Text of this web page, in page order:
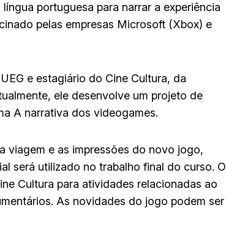
portuguesa para narrar a experiência
pelas empresas Microsoft (Xbox) e
e estagiário do Cine Cultura, da
ele desenvolve um projeto de
A narrativa dos videogames.
viagem e as impressões do novo jogo,
será utilizado no trabalho final do curso. O
Cultura para atividades relacionadas ao
As novidades do jogo podem ser